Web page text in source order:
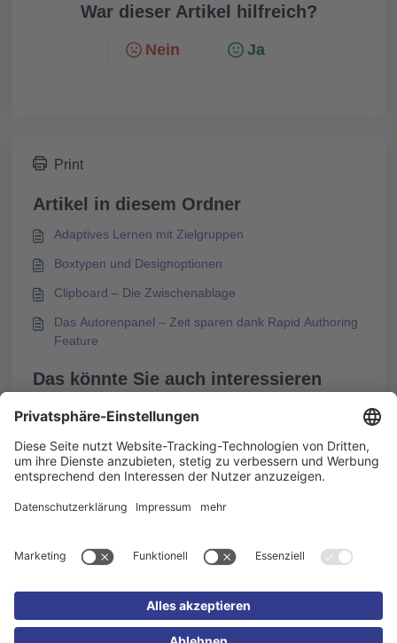
War dieser Artikel hilfreich?
Nein Ja
Print
Artikel in diesem Ordner
Adaptives Lernen mit Zielgruppen
Boxtypen und Designoptionen
Clipboard – Die Zwischenablage
Das Autorenpanel – Zeit sparen dank Rapid Authoring
Feature
Das könnte Sie auch interessieren
Mit KI einen Kurs aus einer Powerpoint-Präsentation
erstellen
Mit KI einen Kurs aus einem PDF-Dokument erstellen
Fehlermeldung während des PDF-Exports eines
Kurses
Knowledgeworker Create überführen